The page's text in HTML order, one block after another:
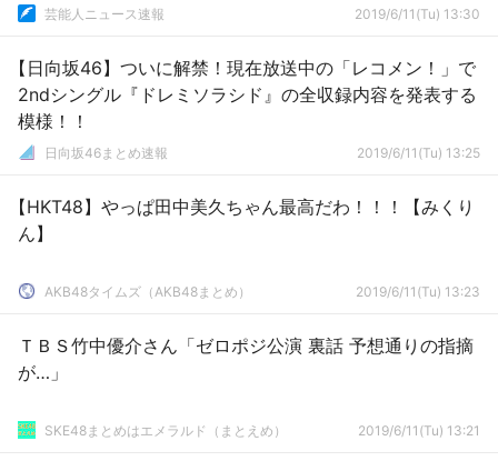
芸能人ニュース速報 2019/6/11(Tu) 13:30
【日向坂46】ついに解禁！現在放送中の「レコメン！」で
2ndシングル『ドレミソラシド』の全収録内容を発表する
模様！！
日向坂46まとめ速報 2019/6/11(Tu) 13:25
【HKT48】やっぱ田中美久ちゃん最高だわ！！！【みくり
ん】
AKB48タイムズ（AKB48まとめ） 2019/6/11(Tu) 13:23
ＴＢＳ竹中優介さん「ゼロポジ公演 裏話 予想通りの指摘
が…」
SKE48まとめはエメラルド（まとえめ） 2019/6/11(Tu) 13:21